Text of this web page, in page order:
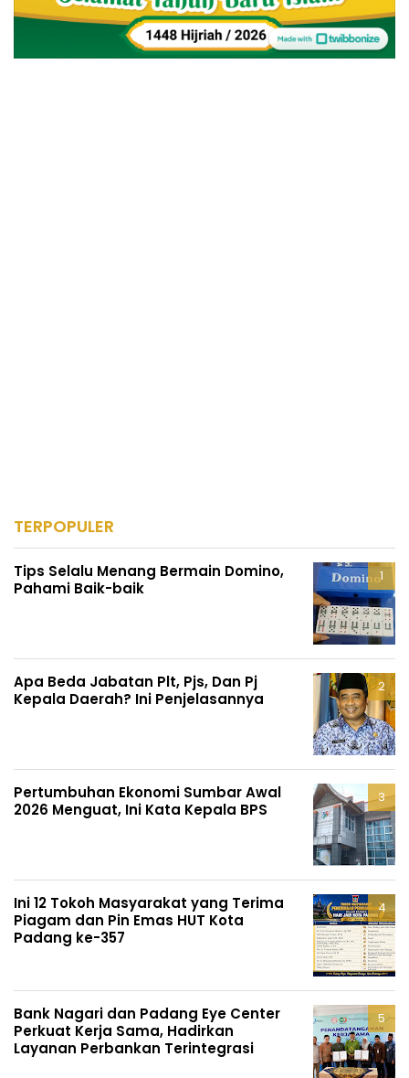
TERPOPULER
Tips Selalu Menang Bermain Domino,
Pahami Baik-baik
Apa Beda Jabatan Plt, Pjs, Dan Pj
Kepala Daerah? Ini Penjelasannya
Pertumbuhan Ekonomi Sumbar Awal
2026 Menguat, Ini Kata Kepala BPS
Ini 12 Tokoh Masyarakat yang Terima
Piagam dan Pin Emas HUT Kota
Padang ke-357
Bank Nagari dan Padang Eye Center
Perkuat Kerja Sama, Hadirkan
Layanan Perbankan Terintegrasi